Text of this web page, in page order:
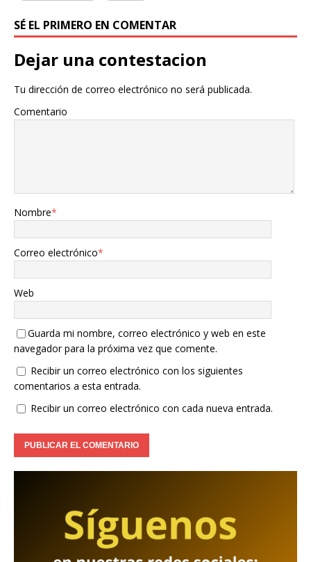
SÉ EL PRIMERO EN COMENTAR
Dejar una contestacion
Tu dirección de correo electrónico no será publicada.
Comentario
Nombre*
Correo electrónico*
Web
Guarda mi nombre, correo electrónico y web en este
navegador para la próxima vez que comente.
Recibir un correo electrónico con los siguientes
comentarios a esta entrada.
Recibir un correo electrónico con cada nueva entrada.